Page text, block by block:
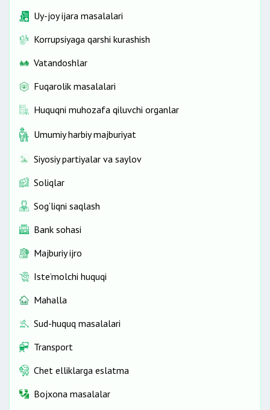
Uy-joy ijara masalalari
Korrupsiyaga qarshi kurashish
Vatandoshlar
Fuqarolik masalalari
Huquqni muhozafa qiluvchi organlar
Umumiy harbiy majburiyat
Siyosiy partiyalar va saylov
Soliqlar
Sog‘liqni saqlash
Bank sohasi
Majburiy ijro
Iste’molchi huquqi
Mahalla
Sud-huquq masalalari
Transport
Chet elliklarga eslatma
Bojxona masalalar